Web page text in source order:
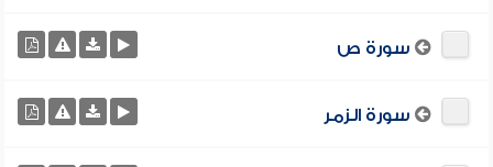
سورة ص
سورة الزمر